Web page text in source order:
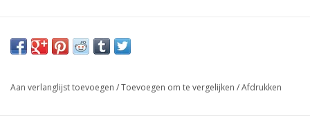
Aan verlanglijst toevoegen /Toevoegen om te vergelijken /Afdrukken